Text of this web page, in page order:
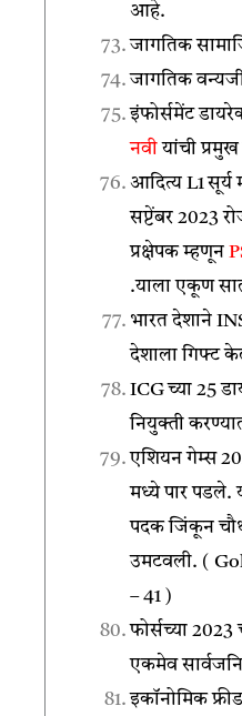
आहे.
जागतिक
जागतिक
इंफोर्समेंट
नवीयांची
आदित्य L1 सूर्य
सप्टेंबर 2023
प्रक्षेपक म्हणून
.याला एकूण
भारत देशाने
देशाला गिफ्ट
ICG च्या 25
नियुक्ती
एशियन गेम्स
मध्ये पार पडले.
पदक जिंकून
उमटवली. (
– 41 )
फोर्सच्या 2023
एकमेव
इकॉनोमिक